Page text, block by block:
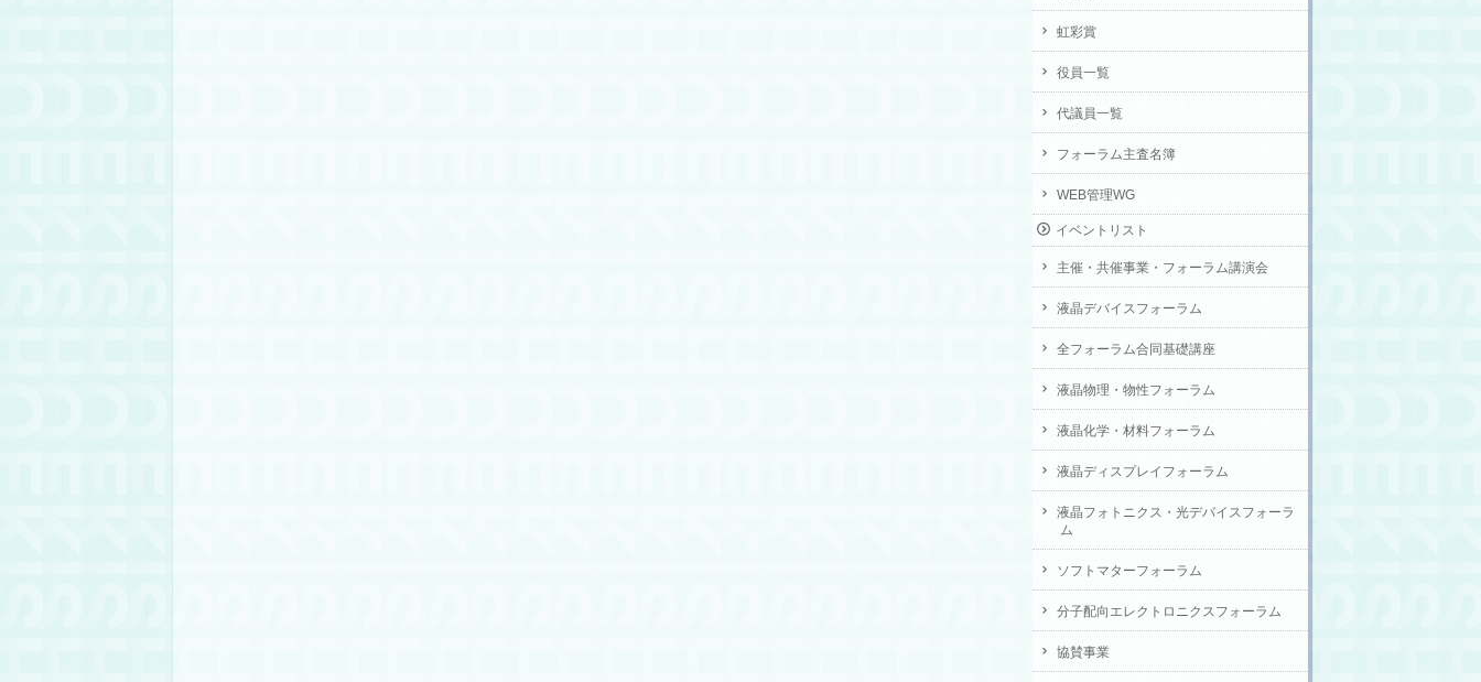
虹彩賞
役員一覧
代議員一覧
フォーラム主査名簿
WEB管理WG
イベントリスト
主催・共催事業・フォーラム講演会
液晶デバイスフォーラム
全フォーラム合同基礎講座
液晶物理・物性フォーラム
液晶化学・材料フォーラム
液晶ディスプレイフォーラム
液晶フォトニクス・光デバイスフォーラ
ム
ソフトマターフォーラム
分子配向エレクトロニクスフォーラム
協賛事業